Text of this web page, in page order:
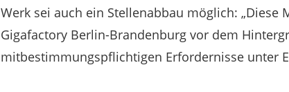
Werk sei auch ein Stellenabbau möglich:
Gigafactory Berlin-Brandenburg vor dem
mitbestimmungspflichtigen Erfordernisse unter